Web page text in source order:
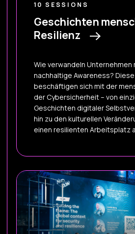
10 SESSIONS
Geschichten
Resilienz
Wie verwandeln Unternehmen
nachhaltige Awareness?
beschäftigen sich mit der
der Cybersicherheit – von
Geschichten digitaler
hin zu den kulturellen
einen resilienten Arbeitsplatz